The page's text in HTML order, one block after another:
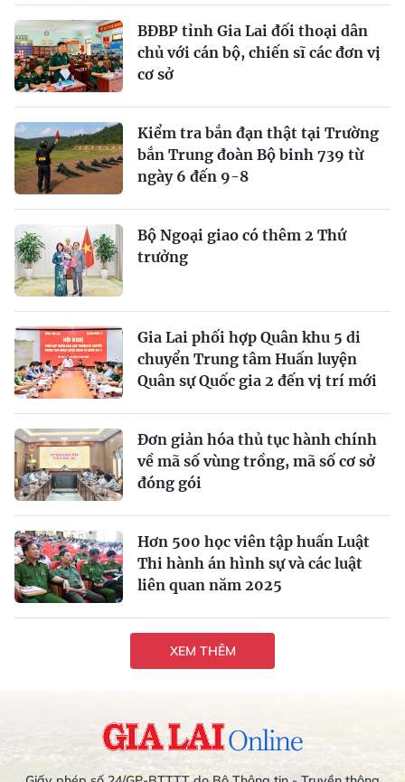
BĐBP tỉnh Gia Lai đối thoại dân
chủ với cán bộ, chiến sĩ các đơn vị
cơ sở
Kiểm tra bắn đạn thật tại Trường
bắn Trung đoàn Bộ binh 739 từ
ngày 6 đến 9-8
Bộ Ngoại giao có thêm 2 Thứ
trưởng
Gia Lai phối hợp Quân khu 5 di
chuyển Trung tâm Huấn luyện
Quân sự Quốc gia 2 đến vị trí mới
Đơn giản hóa thủ tục hành chính
về mã số vùng trồng, mã số cơ sở
đóng gói
Hơn 500 học viên tập huấn Luật
Thi hành án hình sự và các luật
liên quan năm 2025
XEM THÊM